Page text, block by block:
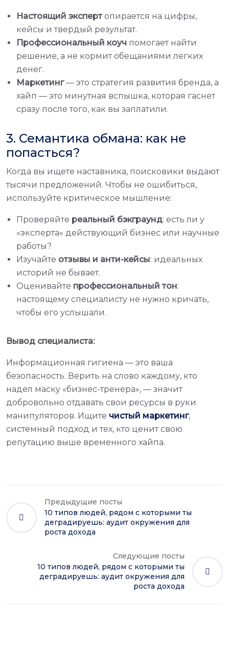
Настоящий экспертопирается на цифры,
кейсы и твердый результат.
Профессиональный коуч помогает найти
решение, а не кормит обещаниями легких
денег.
Маркетинг— это стратегия развития бренда, а
хайп — это минутная вспышка, которая гаснет
сразу после того, как вы заплатили.
3. Семантика обмана: как не
попасться?
Когда вы ищете наставника, поисковики выдают
тысячи предложений. Чтобы не ошибиться,
используйте критическое мышление:
Проверяйте реальный бэкграунд: есть ли у
«эксперта» действующий бизнес или научные
работы?
Изучайте отзывы и анти-кейсы: идеальных
историй не бывает.
Оценивайте профессиональный тон:
настоящему специалисту не нужно кричать,
чтобы его услышали.
Вывод специалиста:
Информационная гигиена — это ваша
безопасность. Верить на слово каждому, кто
надел маску «бизнес-тренера», — значит
добровольно отдавать свои ресурсы в руки
манипуляторов. Ищите чистый маркетинг,
системный подход и тех, кто ценит свою
репутацию выше временного хайпа.
Предыдущие посты
10 типов людей, рядом с которыми ты
деградируешь: аудит окружения для
роста дохода
Следующие посты
10 типов людей, рядом с которыми ты
деградируешь: аудит окружения для
роста дохода